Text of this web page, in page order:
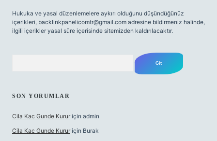
Hukuka ve yasal düzenlemelere aykırı olduğunu düşündüğünüz
içerikleri, backlinkpanelicomtr@gmail.com adresine bildirmeniz halinde,
ilgili içerikler yasal süre içerisinde sitemizden kaldırılacaktır.
SON YORUMLAR
Cila Kac Gunde Kurur için admin
Cila Kac Gunde Kurur için Burak